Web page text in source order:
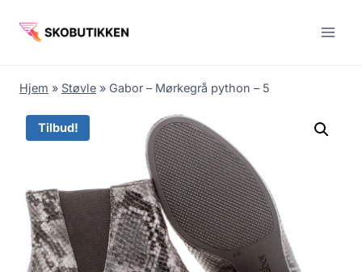
Hjem » Støvle » Gabor – Mørkegrå python – 5
Tilbud!